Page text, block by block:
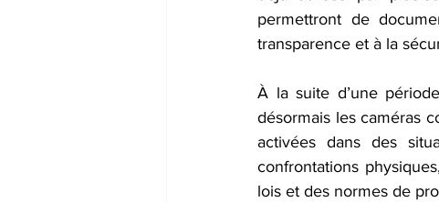
permettront de
transparence et à la
À la suite d’une
désormais les caméras
activées dans des
confrontations
lois et des normes de